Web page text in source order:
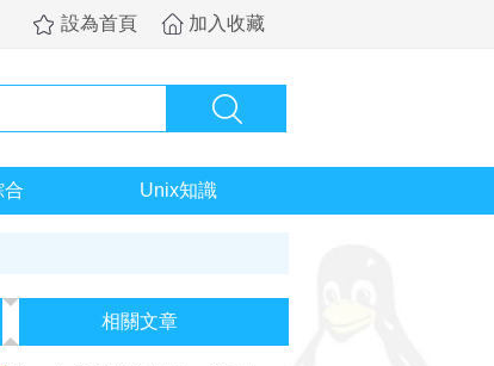
設為首頁 加入收藏
合 Unix知識
相關文章